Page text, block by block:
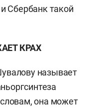
Сбербанк такой
КРАХ
называет
она может